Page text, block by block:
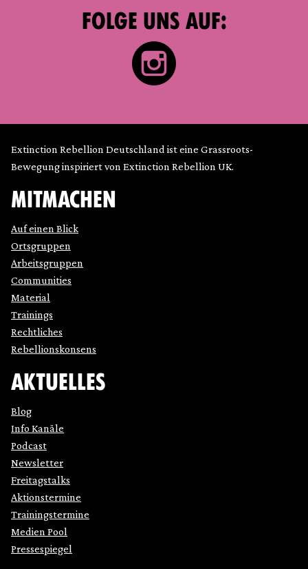
FOLGE UNS AUF:
Extinction Rebellion Deutschland ist eine Grassroots-
Bewegung inspiriert von Extinction Rebellion UK.
MITMACHEN
Auf einen Blick
Ortsgruppen
Arbeitsgruppen
Communities
Material
Trainings
Rechtliches
Rebellionskonsens
AKTUELLES
Blog
Info Kanäle
Podcast
Newsletter
Freitagstalks
Aktionstermine
Trainingstermine
Medien Pool
Pressespiegel